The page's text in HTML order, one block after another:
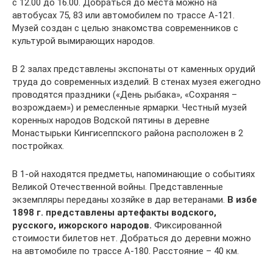
с 12.00 до 16.00. Добраться до места можно на
автобусах 75, 83 или автомобилем по трассе А-121.
Музей создан с целью знакомства современников с
культурой вымирающих народов.
В 2 залах представлены экспонаты от каменных орудий
труда до современных изделий. В стенах музея ежегодно
проводятся праздники («День рыбака», «Сохраняя –
возрождаем») и ремесленные ярмарки. Честный музей
коренных народов Водской пятины в деревне
Монастырьки Кингисеппского района расположен в 2
постройках.
В 1-ой находятся предметы, напоминающие о событиях
Великой Отечественной войны. Представленные
экземпляры переданы хозяйке в дар ветеранами. В избе
1898 г. представлены артефакты водского,
русского, ижорского народов. Фиксированной
стоимости билетов нет. Добраться до деревни можно
на автомобиле по трассе А-180. Расстояние – 40 км.